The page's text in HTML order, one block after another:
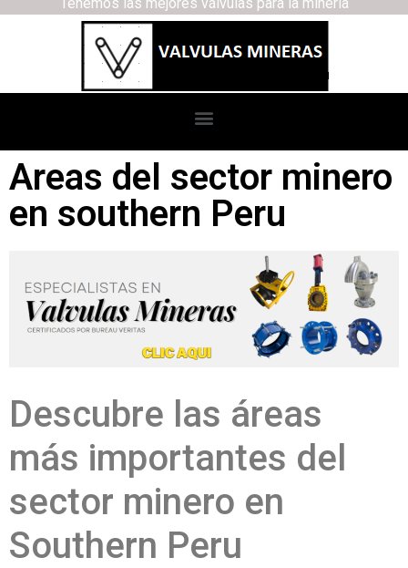
Areas del sector minero
en southern Peru
Descubre las áreas
más importantes del
sector minero en
Southern Peru